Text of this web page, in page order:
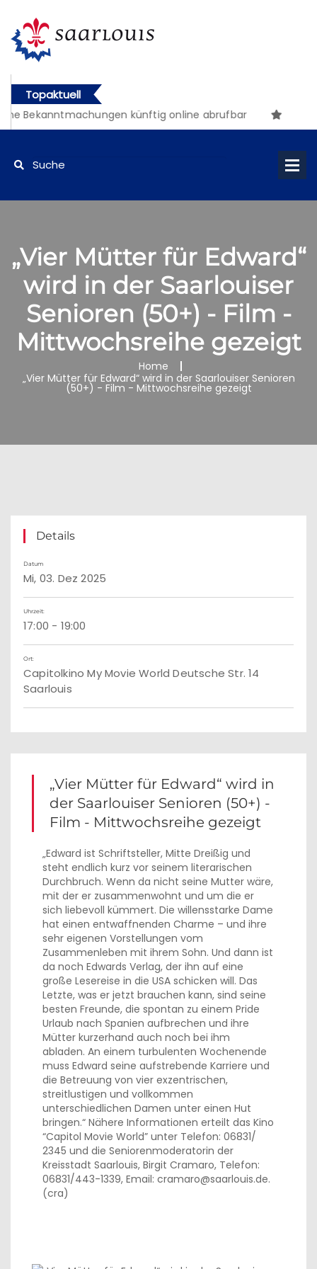
Topaktuell
Bekanntmachungen künftig online abrufbar
„Vier Mütter für Edward“
wird in der Saarlouiser
Senioren (50+) - Film -
Mittwochsreihe gezeigt
Home
„Vier Mütter für Edward“ wird in der Saarlouiser Senioren
(50+) - Film - Mittwochsreihe gezeigt
Details
Datum
Mi, 03. Dez 2025
Uhrzeit:
17:00 - 19:00
Ort:
Capitolkino My Movie World Deutsche Str. 14
Saarlouis
„Vier Mütter für Edward“ wird in
der Saarlouiser Senioren (50+) -
Film - Mittwochsreihe gezeigt
„Edward ist Schriftsteller, Mitte Dreißig und
steht endlich kurz vor seinem literarischen
Durchbruch. Wenn da nicht seine Mutter wäre,
mit der er zusammenwohnt und um die er
sich liebevoll kümmert. Die willensstarke Dame
hat einen entwaffnenden Charme – und ihre
sehr eigenen Vorstellungen vom
Zusammenleben mit ihrem Sohn. Und dann ist
da noch Edwards Verlag, der ihn auf eine
große Lesereise in die USA schicken will. Das
Letzte, was er jetzt brauchen kann, sind seine
besten Freunde, die spontan zu einem Pride
Urlaub nach Spanien aufbrechen und ihre
Mütter kurzerhand auch noch bei ihm
abladen. An einem turbulenten Wochenende
muss Edward seine aufstrebende Karriere und
die Betreuung von vier exzentrischen,
streitlustigen und vollkommen
unterschiedlichen Damen unter einen Hut
bringen.“ Nähere Informationen erteilt das Kino
“Capitol Movie World” unter Telefon: 06831/
2345 und die Seniorenmoderatorin der
Kreisstadt Saarlouis, Birgit Cramaro, Telefon:
06831/443-1339, Email: cramaro@saarlouis.de.
(cra)